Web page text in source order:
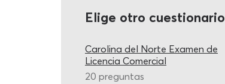
Elige otro cuestionario
Carolina del Norte Examen de
Licencia Comercial
20 preguntas